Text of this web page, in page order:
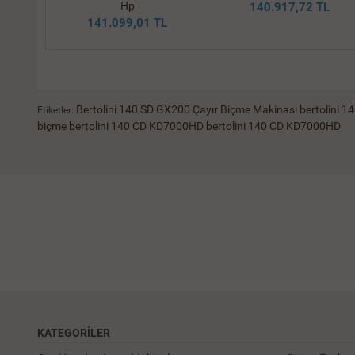
Hp
141.099,01 TL
140.917,72 TL
Etiketler: Bertolini 140 SD GX200 Çayır Biçme Makinası bertolini
biçme bertolini 140 CD KD7000HD bertolini 140 CD KD7000HD
KATEGORILER